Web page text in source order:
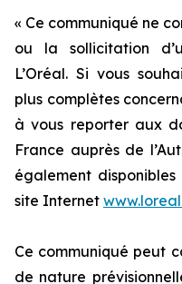
« Ce communiqué ne
ou la sollicitation
L’Oréal. Si vous
plus complètes
à vous reporter aux
France auprès de
également
site Internet
Ce communiqué peut
de nature